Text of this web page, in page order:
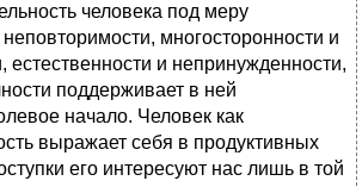
человека под меру
многосторонности и
естественности и непринужденности,
поддерживает в ней
начало. Человек как
выражает себя в продуктивных
его интересуют нас лишь в той